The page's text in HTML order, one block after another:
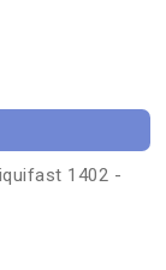
1402 -